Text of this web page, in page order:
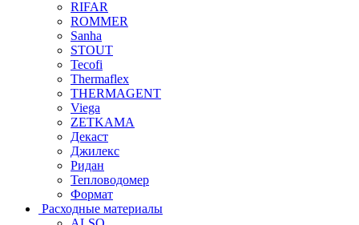
RIFAR
ROMMER
Sanha
STOUT
Tecofi
Thermaflex
THERMAGENT
Viega
ZETKAMA
Декаст
Джилекс
Ридан
Тепловодомер
Формат
Расходные материалы